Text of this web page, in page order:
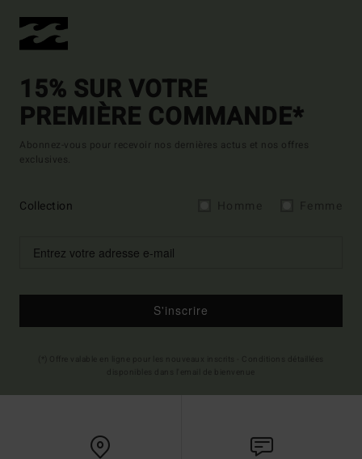
15% SUR VOTRE
PREMIÈRE COMMANDE*
Abonnez-vous pour recevoir nos dernières actus et nos offres
exclusives.
Collection
S'inscrire